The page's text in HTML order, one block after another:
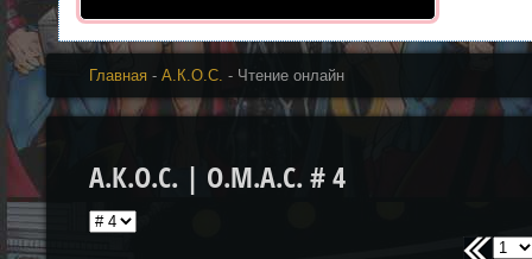
Главная -А.К.О.С. - Чтение онлайн
А.К.О.С. | O.M.A.C. # 4